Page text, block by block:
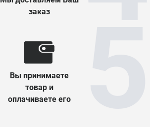
заказ
Вы принимаете
товар и
оплачиваете его